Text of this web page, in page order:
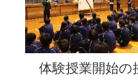
体験授業開始の